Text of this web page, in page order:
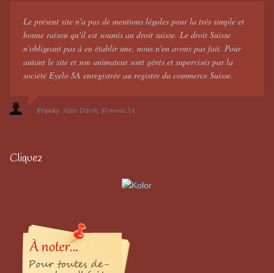
Le présent site n'a pas de mentions légales pour la très simple et
bonne raison qu'il est soumis au droit suisse. Le droit Suisse
n'obligeant pas à en établir une, nous n'en avons pas fait. Pour
autant le site et son animateur sont gérés et supervisés par la
société Eyelo SA enregistrée au registre du commerce Suisse.
Franky Alias Darth Skynima SA
Cliquez